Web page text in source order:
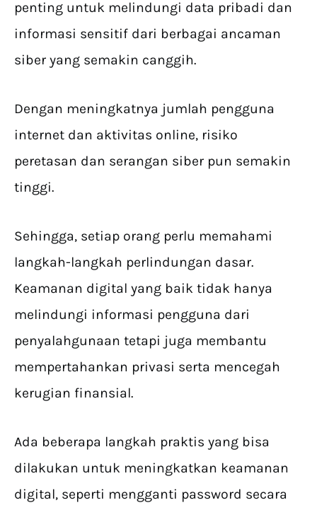
penting untuk melindungi data pribadi dan
informasi sensitif dari berbagai ancaman
siber yang semakin canggih.
Dengan meningkatnya jumlah pengguna
internet dan aktivitas online, risiko
peretasan dan serangan siber pun semakin
tinggi.
Sehingga, setiap orang perlu memahami
langkah-langkah perlindungan dasar.
Keamanan digital yang baik tidak hanya
melindungi informasi pengguna dari
penyalahgunaan tetapi juga membantu
mempertahankan privasi serta mencegah
kerugian finansial.
Ada beberapa langkah praktis yang bisa
dilakukan untuk meningkatkan keamanan
digital, seperti mengganti password secara